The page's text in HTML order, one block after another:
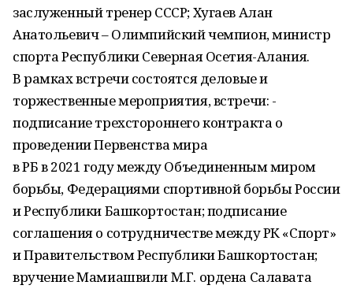
заслуженный тренер СССР; Хугаев Алан
Анатольевич – Олимпийский чемпион, министр
спорта Республики Северная Осетия-Алания.
В рамках встречи состоятся деловые и
торжественные мероприятия, встречи: -
подписание трехстороннего контракта о
проведении Первенства мира
в РБ в 2021 году между Объединенным миром
борьбы, Федерациями спортивной борьбы России
и Республики Башкортостан; подписание
соглашения о сотрудничестве между РК «Спорт»
и Правительством Республики Башкортостан;
вручение Мамиашвили М.Г. ордена Салавата